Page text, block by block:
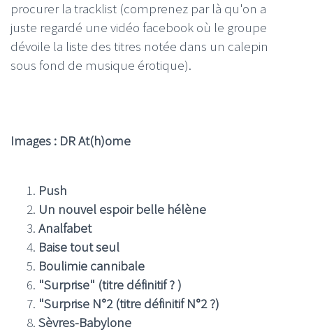
procurer la tracklist (comprenez par là qu'on a
juste regardé une vidéo facebook où le groupe
dévoile la liste des titres notée dans un calepin
sous fond de musique érotique).
Images : DR At(h)ome
Push
Un nouvel espoir belle hélène
Analfabet
Baise tout seul
Boulimie cannibale
"Surprise" (titre définitif ? )
"Surprise N°2 (titre définitif N°2 ?)
Sèvres-Babylone